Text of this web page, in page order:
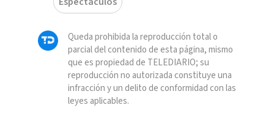
Queda prohibida la reproducción total o
parcial del contenido de esta página, mismo
que es propiedad de TELEDIARIO; su
reproducción no autorizada constituye una
infracción y un delito de conformidad con las
leyes aplicables.